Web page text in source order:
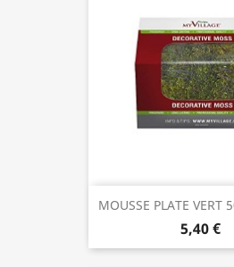
MOUSSE PLATE VERT
5,40 €